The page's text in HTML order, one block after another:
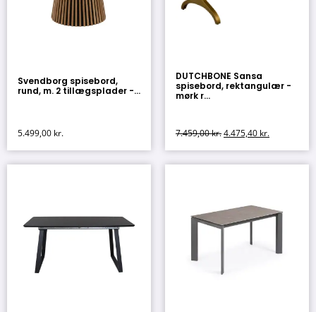
Svendborg spisebord,
rund, m. 2 tillægsplader -...
5.499,00 kr.
DUTCHBONE Sansa
spisebord, rektangulær -
mørk r...
7.459,00kr.4.475,40 kr.